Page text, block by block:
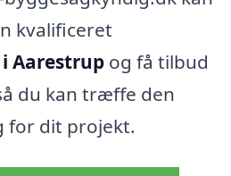
kvalificeret
Aarestrup og få tilbud
du kan træffe den
for dit projekt.